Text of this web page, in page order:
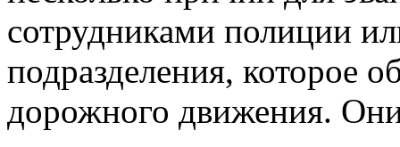
сотрудниками полиции
подразделения, которое
дорожного движения.